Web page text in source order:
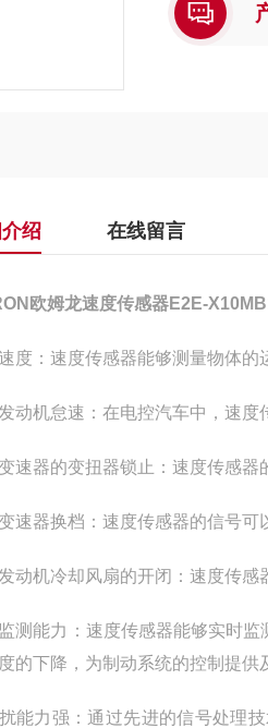
绍 在线留言
欧姆龙速度传感器E2E-
度：速度传感器能够测量物体的
动机怠速：在电控汽车中，速度
速器的变扭器锁止：速度传感器
速器换档：速度传感器的信号可
动机冷却风扇的开闭：速度传感
测能力：速度传感器能够实时
的下降，为制动系统的控制提供
能力强：通过先进的信号处理